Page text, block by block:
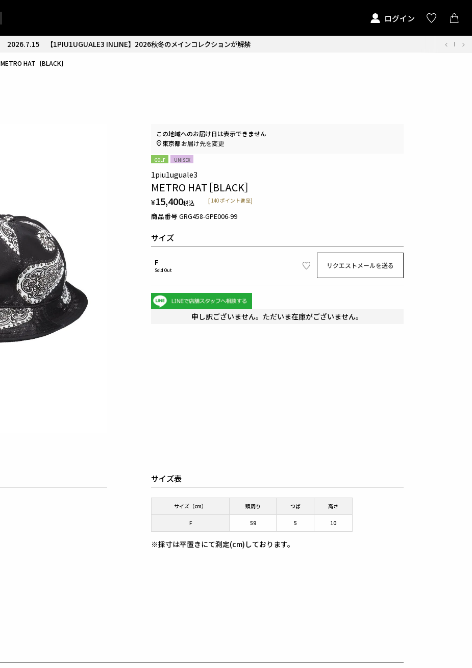
ログイン
2026.7.15 【1PIU1UGUALE3 INLINE】2026秋冬のメインコレクションが解禁
METRO HAT［BLACK］
GOLF UNISEX
1piu1uguale3
METRO HAT［BLACK］
¥15,400税込 [ 140ポイント進呈]
商品番号 GRG458-GPE006-99
サイズ
F
Sold Out
リクエストメールを送る
この地域へのお届け日は表示できません
東京都お届け先を変更
申し訳ございません。ただいま在庫がございません。
サイズ表
サイズ（cm） 頭周り つば 高さ
F 59 5 10
※採寸は平置きにて測定(cm)しております。